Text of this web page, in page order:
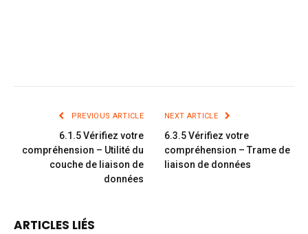
PREVIOUS ARTICLE
6.1.5 Vérifiez votre
compréhension – Utilité du
couche de liaison de
données
NEXT ARTICLE
6.3.5 Vérifiez votre
compréhension – Trame de
liaison de données
ARTICLES LIÉS